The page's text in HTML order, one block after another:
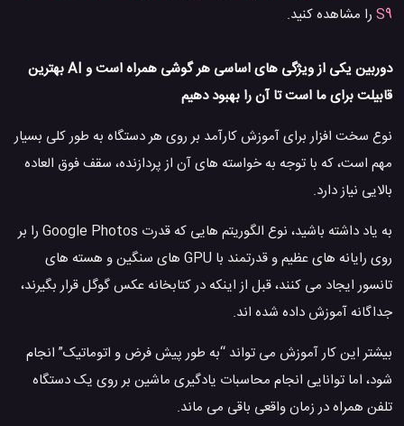
S9 را مشاهده کنید.
دوربین یکی از ویژگی های اساسی هر گوشی همراه است و AI بهترین
قابیلت برای ما است تا آن را بهبود دهیم
نوع سخت افزار برای آموزش کارآمد بر روی هر دستگاه به طور کلی بسیار
مهم است، که با توجه به خواسته های آن از پردازنده، سقف فوق العاده
بالایی نیاز دارد.
به یاد داشته باشید، نوع الگوریتم هایی که قدرت Google Photos را بر
روی رایانه های عظیم و قدرتمند با GPU های سنگین و هسته های
تانسور ایجاد می کنند، قبل از اینکه در کتابخانه عکس گوگل قرار بگیرند،
جداگانه آموزش داده شده اند.
بیشتر این کار آموزش می تواند “به طور پیش فرض و اتوماتیک” انجام
شود، اما توانایی انجام محاسبات یادگیری ماشین بر روی یک دستگاه
تلفن همراه در زمان واقعی باقی می ماند.